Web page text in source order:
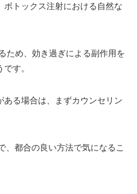
ボトックス注射における自然な
ため、効き過ぎによる副作用を
す。
る場合は、まずカウンセリン
、都合の良い方法で気になるこ